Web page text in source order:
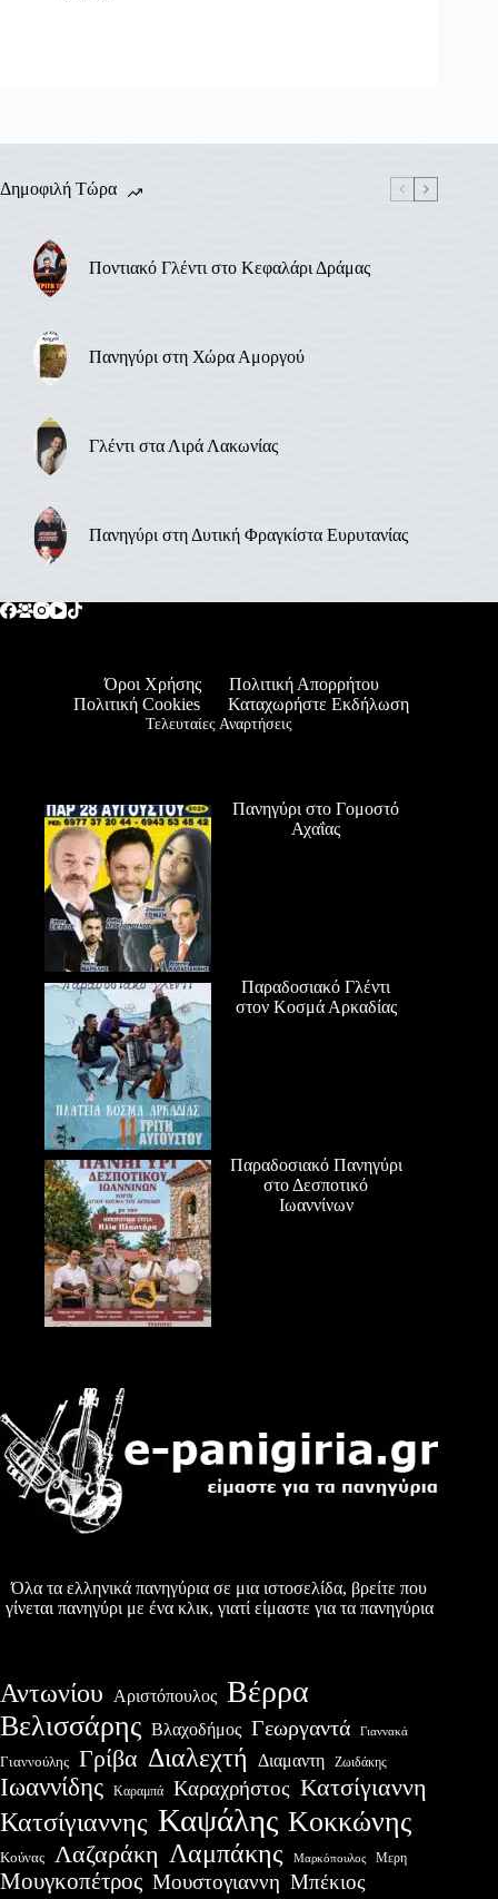
Δημοφιλή Τώρα
Ποντιακό Γλέντι στο Κεφαλάρι Δράμας
Πανηγύρι στη Χώρα Αμοργού
Γλέντι στα Λιρά Λακωνίας
Πανηγύρι στη Δυτική Φραγκίστα Ευρυτανίας
Όροι Χρήσης
Πολιτική Απορρήτου
Πολιτική Cookies
Καταχωρήστε Εκδήλωση
Τελευταίες Αναρτήσεις
Πανηγύρι στο Γομοστό
Αχαΐας
Παραδοσιακό Γλέντι
στον Κοσμά Αρκαδίας
Παραδοσιακό Πανηγύρι
στο Δεσποτικό
Ιωαννίνων
Όλα τα ελληνικά πανηγύρια σε μια ιστοσελίδα, βρείτε που
γίνεται πανηγύρι με ένα κλικ, γιατί είμαστε για τα πανηγύρια
Αντωνίου Αριστόπουλος Βέρρα
Βελισσάρης Βλαχοδήμος Γεωργαντά Γιαννακά
Γιαννούλης Γρίβα Διαλεχτή Διαμαντη Ζωιδάκης
Ιωαννίδης Καραμπά Καραχρήστος Κατσίγιαννη
Κατσίγιαννης Καψάλης Κοκκώνης
Κούνας Λαζαράκη Λαμπάκης Μαρκόπουλος Μερη
Μουγκοπέτρος Μουστογιαννη Μπέκιος